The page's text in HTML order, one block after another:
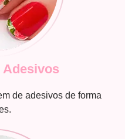
Adesivos
de adesivos de forma